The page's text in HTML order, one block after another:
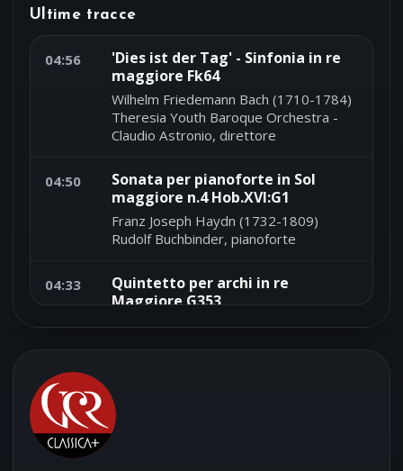
Ultime tracce
04:56
'Dies ist der Tag' - Sinfonia in re
maggiore Fk64
Wilhelm Friedemann Bach (1710-1784)
Theresia Youth Baroque Orchestra -
Claudio Astronio, direttore
04:50
Sonata per pianoforte in Sol
maggiore n.4 Hob.XVI:G1
Franz Joseph Haydn (1732-1809)
Rudolf Buchbinder, pianoforte
04:33
Quintetto per archi in re
Maggiore G353
Luigi Boccherini (1743-1805)
04:21
Concerto per violino e orchestra
in sol minore RV320